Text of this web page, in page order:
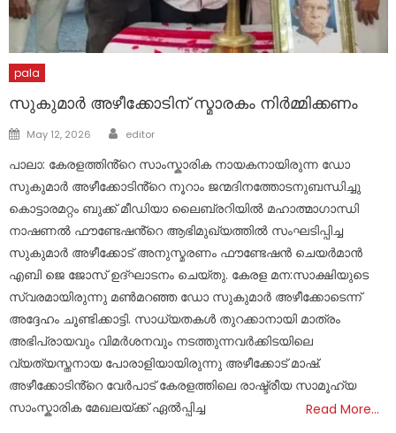
pala
സുകുമാർ അഴീക്കോടിന് സ്മാരകം നിർമ്മിക്കണം
Posted
May 12, 2026 Author
editor
പാലാ: കേരളത്തിൻ്റെ സാംസ്കാരിക നായകനായിരുന്ന ഡോ
സുകുമാർ അഴീക്കോടിൻ്റെ നൂറാം ജന്മദിനത്തോടനുബന്ധിച്ചു
കൊട്ടാരമറ്റം ബുക്ക് മീഡിയാ ലൈബ്രറിയിൽ മഹാത്മാഗാന്ധി
നാഷണൽ ഫൗണ്ടേഷൻ്റെ ആഭിമുഖ്യത്തിൽ സംഘടിപ്പിച്ച
സുകുമാർ അഴീക്കോട് അനുസ്മരണം ഫൗണ്ടേഷൻ ചെയർമാൻ
എബി ജെ ജോസ് ഉദ്ഘാടനം ചെയ്തു. കേരള മന:സാക്ഷിയുടെ
സ്വരമായിരുന്നു മൺമറഞ്ഞ ഡോ സുകുമാർ അഴീക്കോടെന്ന്
അദ്ദേഹം ചൂണ്ടിക്കാട്ടി. സാധ്യതകൾ തുറക്കാനായി മാത്രം
അഭിപ്രായവും വിമർശനവും നടത്തുന്നവർക്കിടയിലെ
വ്യത്യസ്തനായ പോരാളിയായിരുന്നു അഴീക്കോട് മാഷ്.
അഴീക്കോടിൻ്റെ വേർപാട് കേരളത്തിലെ രാഷ്ട്രീയ സാമൂഹ്യ
സാംസ്കാരിക മേഖലയ്ക്ക് ഏൽപ്പിച്ച
Read More…